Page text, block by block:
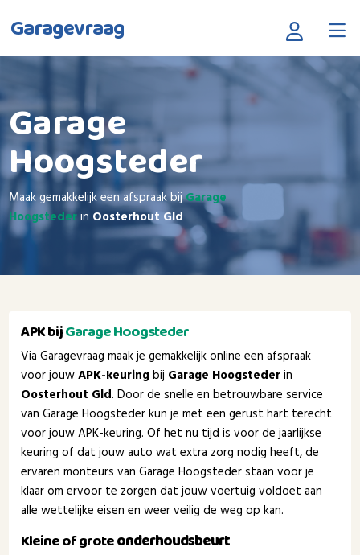
Garagevraag
Garage
Hoogsteder
Maak gemakkelijk een afspraak bijGarage
Hoogstederin Oosterhout Gld
APK bijGarage Hoogsteder
Via Garagevraag maak je gemakkelijk online een afspraak
voor jouwAPK-keuringbij Garage Hoogstederin
Oosterhout Gld. Door de snelle en betrouwbare service
van Garage Hoogsteder kun je met een gerust hart terecht
voor jouw APK-keuring. Of het nu tijd is voor de jaarlijkse
keuring of dat jouw auto wat extra zorg nodig heeft, de
ervaren monteurs van Garage Hoogsteder staan voor je
klaar om ervoor te zorgen dat jouw voertuig voldoet aan
alle wettelijke eisen en weer veilig de weg op kan.
Kleine of groteonderhoudsbeurt